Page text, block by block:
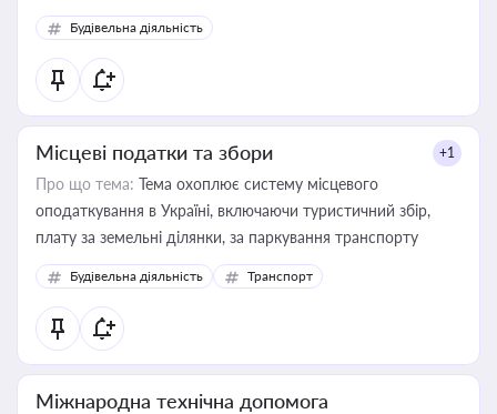
Будівельна діяльність
Місцеві податки та збори +1
Про що тема: Тема охоплює систему місцевого
оподаткування в Україні, включаючи туристичний збір,
плату за земельні ділянки, за паркування транспорту
Будівельна діяльність Транспорт
Міжнародна технічна допомога